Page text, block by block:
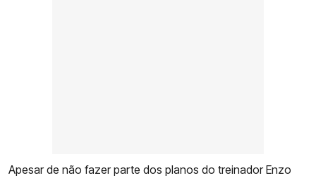
Apesar de não fazer parte dos planos do treinador Enzo